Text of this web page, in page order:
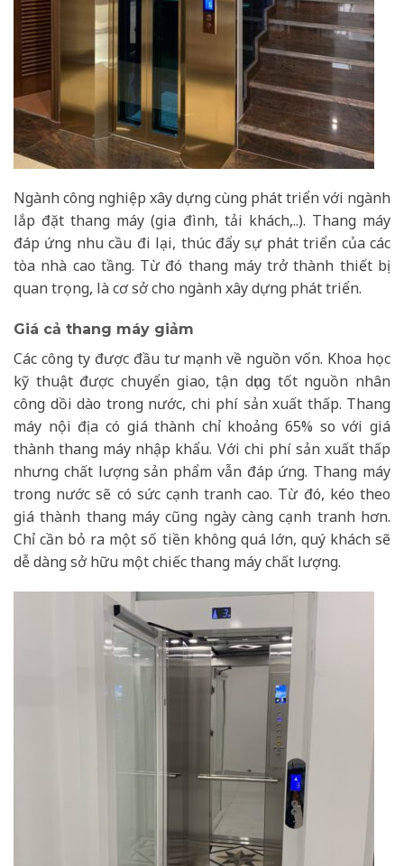
Ngành công nghiệp xây dựng cùng phát triển với ngành
lắp đặt thang máy (gia đình, tải khách,..). Thang máy
đáp ứng nhu cầu đi lại, thúc đẩy sự phát triển của các
tòa nhà cao tầng. Từ đó thang máy trở thành thiết bị
quan trọng, là cơ sở cho ngành xây dựng phát triển.
Giá cả thang máy giảm
Các công ty được đầu tư mạnh về nguồn vốn. Khoa học
kỹ thuật được chuyển giao, tận dụng tốt nguồn nhân
công dồi dào trong nước, chi phí sản xuất thấp. Thang
máy nội địa có giá thành chỉ khoảng 65% so với giá
thành thang máy nhập khẩu. Với chi phí sản xuất thấp
nhưng chất lượng sản phẩm vẫn đáp ứng. Thang máy
trong nước sẽ có sức cạnh tranh cao. Từ đó, kéo theo
giá thành thang máy cũng ngày càng cạnh tranh hơn.
Chỉ cần bỏ ra một số tiền không quá lớn, quý khách sẽ
dễ dàng sở hữu một chiếc thang máy chất lượng.